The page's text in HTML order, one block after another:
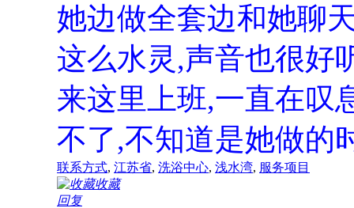
她边做全套边和她聊
这么水灵,声音也很好
来这里上班,一直在叹
不了,不知道是她做的
联系方式, 江苏省, 洗浴中心, 浅水湾, 服务项目
收藏
回复